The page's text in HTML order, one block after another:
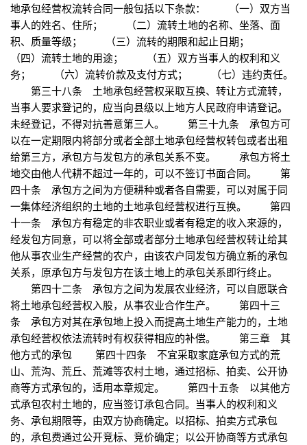
地承包经营权流转合同一般包括以下条款： （一）双方当
事人的姓名、住所； （二）流转土地的名称、坐落、面
积、质量等级； （三）流转的期限和起止日期；
（四）流转土地的用途； （五）双方当事人的权利和义
务； （六）流转价款及支付方式； （七）违约责任。
第三十八条 土地承包经营权采取互换、转让方式流转，
当事人要求登记的，应当向县级以上地方人民政府申请登记。
未经登记，不得对抗善意第三人。 第三十九条 承包方可
以在一定期限内将部分或者全部土地承包经营权转包或者出租
给第三方，承包方与发包方的承包关系不变。 承包方将土
地交由他人代耕不超过一年的，可以不签订书面合同。 第
四十条 承包方之间为方便耕种或者各自需要，可以对属于同
一集体经济组织的土地的土地承包经营权进行互换。 第四
十一条 承包方有稳定的非农职业或者有稳定的收入来源的，
经发包方同意，可以将全部或者部分土地承包经营权转让给其
他从事农业生产经营的农户，由该农户同发包方确立新的承包
关系，原承包方与发包方在该土地上的承包关系即行终止。
第四十二条 承包方之间为发展农业经济，可以自愿联合
将土地承包经营权入股，从事农业合作生产。 第四十三
条 承包方对其在承包地上投入而提高土地生产能力的，土地
承包经营权依法流转时有权获得相应的补偿。 第三章 其
他方式的承包 第四十四条 不宜采取家庭承包方式的荒
山、荒沟、荒丘、荒滩等农村土地，通过招标、拍卖、公开协
商等方式承包的，适用本章规定。 第四十五条 以其他方
式承包农村土地的，应当签订承包合同。当事人的权利和义
务、承包期限等，由双方协商确定。以招标、拍卖方式承包
的，承包费通过公开竞标、竞价确定；以公开协商等方式承包